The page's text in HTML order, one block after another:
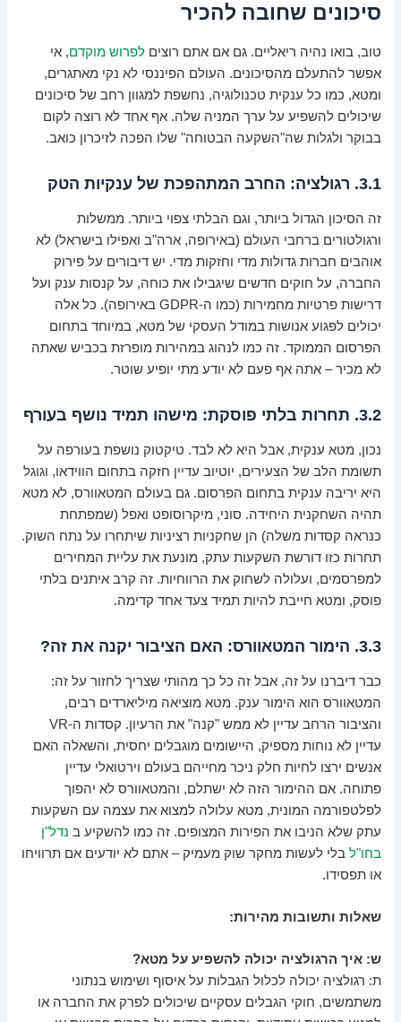
סיכונים שחובה להכיר
טוב, בואו נהיה ריאליים. גם אם אתם רוציםלפרוש מוקדם, אי
אפשר להתעלם מהסיכונים. העולם הפיננסי לא נקי מאתגרים,
ומטא, כמו כל ענקית טכנולוגיה, נחשפת למגוון רחב של סיכונים
שיכולים להשפיע על ערך המניה שלה. אף אחד לא רוצה לקום
בבוקר ולגלות שה"השקעה הבטוחה" שלו הפכה לזיכרון כואב.
3.1. רגולציה: החרב המתהפכת של ענקיות הטק
זה הסיכון הגדול ביותר, וגם הבלתי צפוי ביותר. ממשלות
ורגולטורים ברחבי העולם (באירופה, ארה"ב ואפילו בישראל) לא
אוהבים חברות גדולות מדי וחזקות מדי. יש דיבורים על פירוק
החברה, על חוקים חדשים שיגבילו את כוחה, על קנסות ענק ועל
דרישות פרטיות מחמירות (כמו ה-GDPR באירופה). כל אלה
יכולים לפגוע אנושות במודל העסקי של מטא, במיוחד בתחום
הפרסום הממוקד. זה כמו לנהוג במהירות מופרזת בכביש שאתה
לא מכיר – אתה אף פעם לא יודע מתי יופיע שוטר.
3.2. תחרות בלתי פוסקת: מישהו תמיד נושף בעורף
נכון, מטא ענקית, אבל היא לא לבד. טיקטוק נושפת בעורפה על
תשומת הלב של הצעירים, יוטיוב עדיין חזקה בתחום הווידאו, וגוגל
היא יריבה ענקית בתחום הפרסום. גם בעולם המטאוורס, לא מטא
תהיה השחקנית היחידה. סוני, מיקרוסופט ואפל (שמפתחת
כנראה קסדות משלה) הן שחקניות רציניות שיתחרו על נתח השוק.
תחרות כזו דורשת השקעות עתק, מונעת את עליית המחירים
למפרסמים, ועלולה לשחוק את הרווחיות. זה קרב איתנים בלתי
פוסק, ומטא חייבת להיות תמיד צעד אחד קדימה.
3.3. הימור המטאוורס: האם הציבור יקנה את זה?
כבר דיברנו על זה, אבל זה כל כך מהותי שצריך לחזור על זה:
המטאוורס הוא הימור ענק. מטא מוציאה מיליארדים רבים,
והציבור הרחב עדיין לא ממש "קנה" את הרעיון. קסדות ה-VR
עדיין לא נוחות מספיק, היישומים מוגבלים יחסית, והשאלה האם
אנשים ירצו לחיות חלק ניכר מחייהם בעולם וירטואלי עדיין
פתוחה. אם ההימור הזה לא ישתלם, והמטאוורס לא יהפוך
לפלטפורמה המונית, מטא עלולה למצוא את עצמה עם השקעות
עתק שלא הניבו את הפירות המצופים. זה כמו להשקיע ב נדל"ן
בחו"ל בלי לעשות מחקר שוק מעמיק – אתם לא יודעים אם תרוויחו
או תפסידו.
שאלות ותשובות מהירות:
ש: איך הרגולציה יכולה להשפיע על מטא?
ת: רגולציה יכולה לכלול הגבלות על איסוף ושימוש בנתוני
משתמשים, חוקי הגבלים עסקיים שיכולים לפרק את החברה או